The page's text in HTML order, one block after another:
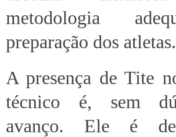
metodologia
preparação dos atletas.
A presença de Tite
técnico é, sem
avanço. Ele é